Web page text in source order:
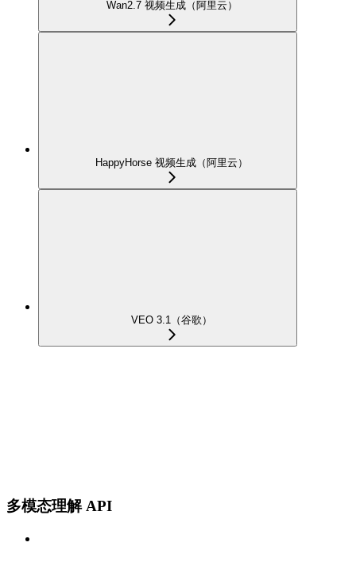
Wan2.7 视频生成（阿里云）
HappyHorse 视频生成（阿里云）
VEO 3.1（谷歌）
多模态理解 API